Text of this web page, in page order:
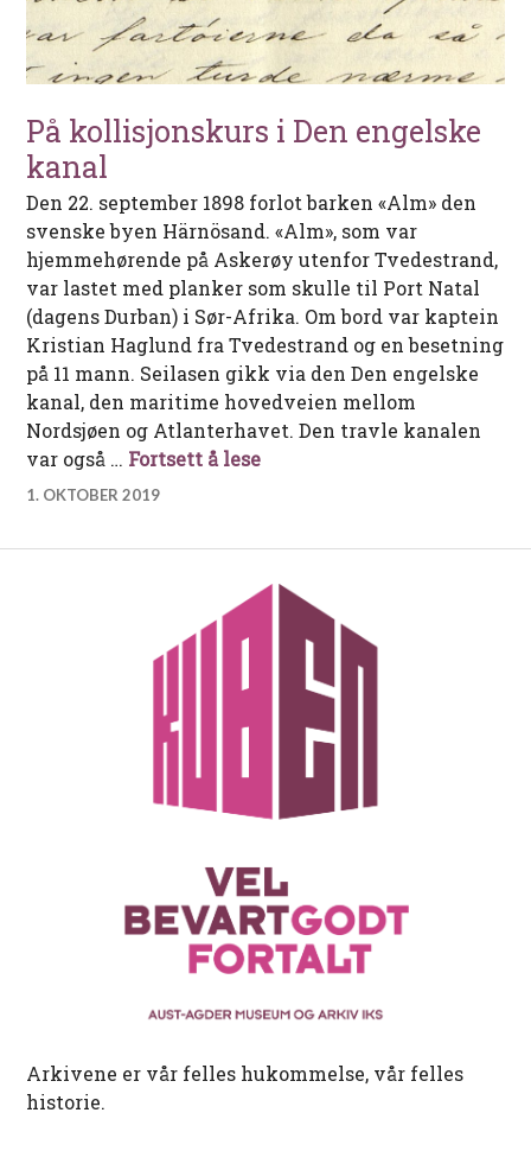
På kollisjonskurs i Den engelske
kanal
Den 22. september 1898 forlot barken «Alm» den
svenske byen Härnösand. «Alm», som var
hjemmehørende på Askerøy utenfor Tvedestrand,
var lastet med planker som skulle til Port Natal
(dagens Durban) i Sør-Afrika. Om bord var kaptein
Kristian Haglund fra Tvedestrand og en besetning
på 11 mann. Seilasen gikk via den Den engelske
kanal, den maritime hovedveien mellom
Nordsjøen og Atlanterhavet. Den travle kanalen
var også … Fortsett å lesePå kollisjonskurs i Den
1. OKTOBER 2019
Arkivene er vår felles hukommelse, vår felles
historie.